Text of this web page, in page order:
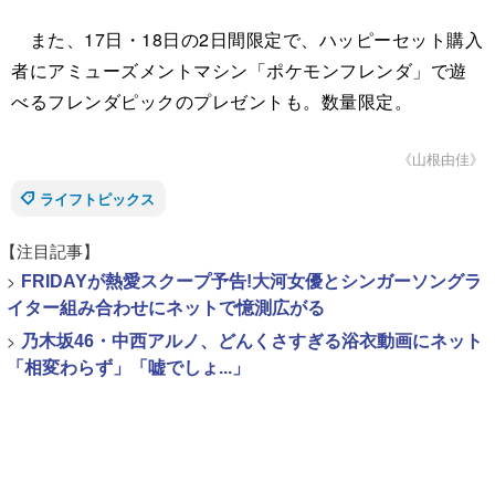
また、17日・18日の2日間限定で、ハッピーセット購入
者にアミューズメントマシン「ポケモンフレンダ」で遊
べるフレンダピックのプレゼントも。数量限定。
《山根由佳》
ライフトピックス
【注目記事】
> FRIDAYが熱愛スクープ予告!大河女優とシンガーソングラ
イター組み合わせにネットで憶測広がる
> 乃木坂46・中西アルノ、どんくさすぎる浴衣動画にネット
「相変わらず」「嘘でしょ...」